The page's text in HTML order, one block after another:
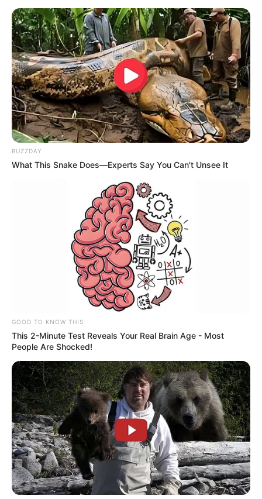
Envie informações de sua categoria, em sua cidade à redação do
JASB por e-mail: agentesdesaude(sem spam) @gmail.com ou por
meio dos formulários de conato da página.
Receba notíciasdireto nocelular entrando nos nossos grupos.
Clique na opção preferida:
WhatsApp,|Telegram |Facebook ou Inscreva-se nocanal
doJASB no YouTube
Autorizada a reprodução, desde que a fonte seja citada com o link
JASB - Jornal dos Agentes de Saúde do Brasil
Canal da Federalização|Canal da CONACS
Incentivo Financeiro
O jornalismo do JASB - Jornal dos Agentes de Saúde do Brasil
precisa de você para continuar marcando ponto na vida da
categoria.Faça doação para o site . Sua colaboração é
fundamental para seguirmos combatendo o bom combate com a
independência que você conhece. A partir de qualquer valor, você
pode fazer a diferença. Muito Obrigado!Veja como doar aqui!
BUZZDAY
What This Snake Does—Experts Say You Can't Unsee It
GOOD TO KNOW THIS
This 2-Minute Test Reveals Your Real Brain Age - Most
People Are Shocked!